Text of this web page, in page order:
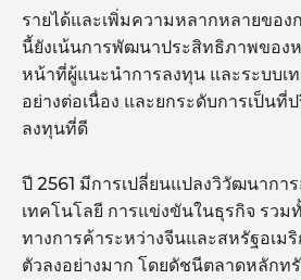
รายได้และเพิ่มความหลากหลายขอ
นี้ยังเน้นการพัฒนาประสิทธิภาพของ
หน้าที่ผู้แนะนำการลงทุน และระบบเ
อย่างต่อเนื่อง และยกระดับการเป็นที่
ลงทุนที่ดี
ปี 2561 มีการเปลี่ยนแปลงวิวัฒนากา
เทคโนโลยี การแข่งขันในธุรกิจ รวม
ทางการค้าระหว่างจีนและสหรัฐอเม
ตัวลงอย่างมาก โดยดัชนีตลาดหลักท